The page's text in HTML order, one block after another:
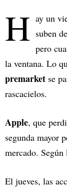
H ay un
suben
pero
la ventana. Lo
premarket se
rascacielos.
Apple, que
segunda mayor
mercado.
El jueves, las